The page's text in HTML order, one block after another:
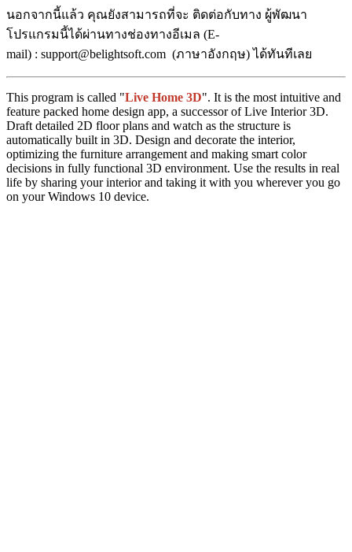
นอกจากนี้แล้ว คุณยังสามารถที่จะ ติดต่อกับทาง ผู้พัฒนา
โปรแกรมนี้ได้ผ่านทางช่องทางอีเมล (E-
mail) : support@belightsoft.com (ภาษาอังกฤษ) ได้ทันทีเลย
This program is called "Live Home 3D". It is the most intuitive and
feature packed home design app, a successor of Live Interior 3D.
Draft detailed 2D floor plans and watch as the structure is
automatically built in 3D. Design and decorate the interior,
optimizing the furniture arrangement and making smart color
decisions in fully functional 3D environment. Use the results in real
life by sharing your interior and taking it with you wherever you go
on your Windows 10 device.